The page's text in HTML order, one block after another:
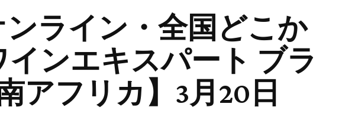
ライン・全国どこか
ンエキスパート ブラ
アフリカ】3月20日